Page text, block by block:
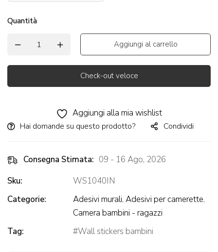
Quantità
Aggiungi al carrello
Check-out veloce
Aggiungi alla mia wishlist
Hai domande su questo prodotto? Condividi
Consegna Stimata: 09 - 16 Ago, 2026
Sku:
WS1040IN
Categorie:
Adesivi murali, Adesivi per camerette,
Camera bambini - ragazzi
Tag:
Wall stickers bambini